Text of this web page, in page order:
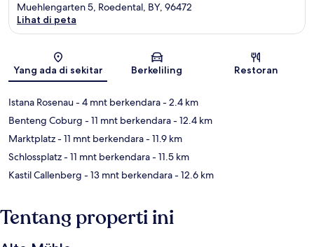
Peta
Muehlengarten 5, Roedental, BY, 96472
Lihat di peta
Yang ada di sekitar Berkeliling Restoran
Istana Rosenau- 4 mnt berkendara- 2.4 km
Benteng Coburg - 11 mnt berkendara- 12.4 km
Marktplatz- 11 mnt berkendara- 11.9 km
Schlossplatz- 11 mnt berkendara- 11.5 km
Kastil Callenberg - 13 mnt berkendara- 12.6 km
Tentang properti ini